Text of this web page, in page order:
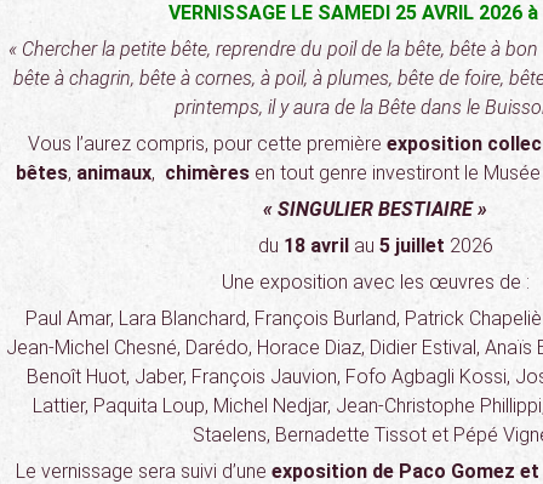
VERNISSAGE LE SAMEDI 25 AVRIL 2026
« Chercher la petite bête, reprendre du poil de la bête, bête à
bête à chagrin, bête à cornes, à poil, à plumes, bête de foire,
printemps, il y aura de la Bête dans le
Vous l’aurez compris, pour cette première exposition
bêtes, animaux, chimères en tout genre investiront le
« SINGULIER BESTIAIRE »
du 18 avril au 5 juillet 2026
Une exposition avec les œuvres de :
Paul Amar, Lara Blanchard, François Burland, Patrick
Jean-Michel Chesné, Darédo, Horace Diaz, Didier Estival,
Benoît Huot, Jaber, François Jauvion, Fofo Agbagli Kossi,
Lattier, Paquita Loup, Michel Nedjar, Jean-Christophe
Staelens, Bernadette Tissot et Pépé
Le vernissage sera suivi d’une exposition de Paco Gomez